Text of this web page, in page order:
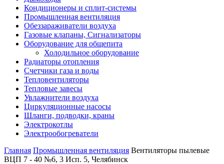
Кондиционеры и сплит-системы
Промышленная вентиляция
Обеззараживатели воздуха
Газовые клапаны, Сигнализаторы
Оборудование для общепита
Холодильное оборудование
Радиаторы отопления
Счетчики газа и воды
Тепловентиляторы
Тепловые завесы
Увлажнители воздуха
Циркуляционные насосы
Шланги, подводки, краны
Электрокотлы
Электрообогреватели
Главная Промышленная вентиляция Вентиляторы пылевые
ВЦП 7 - 40 №6, 3 Исп. 5, Челябинск